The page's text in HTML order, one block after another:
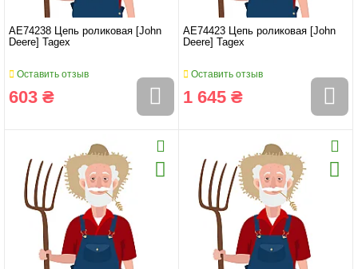
AE74238 Цепь роликовая [John
Deere] Tagex
Оставить отзыв
603 ₴
AE74423 Цепь роликовая [John
Deere] Tagex
Оставить отзыв
1 645 ₴